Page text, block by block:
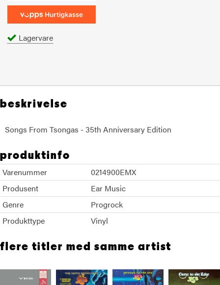
Lagervare
beskrivelse
Songs From Tsongas - 35th Anniversary Edition
produktinfo
Varenummer
0214900EMX
Produsent
Ear Music
Genre
Progrock
Produkttype
Vinyl
flere titler med samme artist